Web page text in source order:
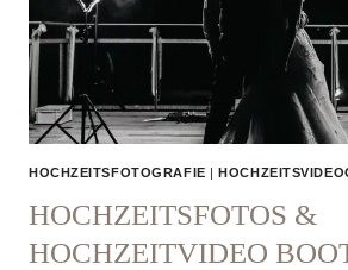
HOCHZEITSFOTOGRAFIE |
HOCHZEITSFOTOS &
HOCHZEITVIDEO